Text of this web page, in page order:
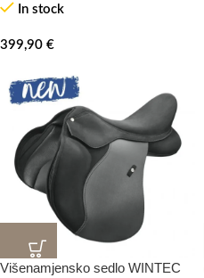
In stock
399,90 €
Višenamjensko sedlo WINTEC